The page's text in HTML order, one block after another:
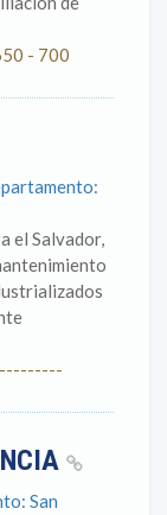
- 700
el Salvador,
San